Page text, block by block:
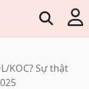
KOC? Sự thật